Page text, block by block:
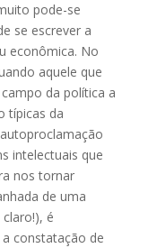
pode-se
se escrever a
econômica. No
aquele que
da política a
típicas da
intelectuais que
nos tornar
de uma
é
constatação de